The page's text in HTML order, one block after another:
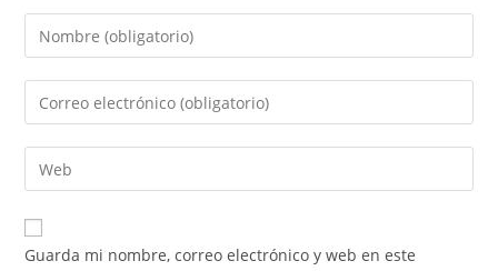
Guarda mi nombre, correo electrónico y web en este